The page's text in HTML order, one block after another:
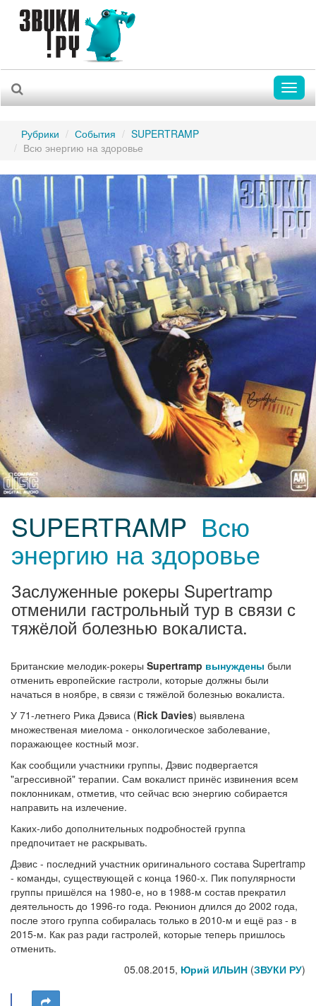
Рубрики События
SUPERTRAMP
Всю энергию на здоровье
SUPERTRAMP Всю
энергию на здоровье
Заслуженные рокеры Supertramp
отменили гастрольный тур в связи с
тяжёлой болезнью вокалиста.
Британские мелодик-рокеры Supertramp вынуждены были
отменить европейские гастроли, которые должны были
начаться в ноябре, в связи с тяжёлой болезнью вокалиста.
У 71-летнего Рика Дэвиса (Rick Davies) выявлена
множественая миелома - онкологическое заболевание,
поражающее костный мозг.
Как сообщили участники группы, Дэвис подвергается
"агрессивной" терапии. Сам вокалист принёс извинения всем
поклонникам, отметив, что сейчас всю энергию собирается
направить на излечение.
Каких-либо дополнительных подробностей группа
предпочитает не раскрывать.
Дэвис - последний участник оригинального состава Supertramp
- команды, существующей с конца 1960-х. Пик популярности
группы пришёлся на 1980-е, но в 1988-м состав прекратил
деятельность до 1996-го года. Реюнион длился до 2002 года,
после этого группа собиралась только в 2010-м и ещё раз - в
2015-м. Как раз ради гастролей, которые теперь пришлось
отменить.
05.08.2015, Юрий ИЛЬИН (ЗВУКИ РУ)